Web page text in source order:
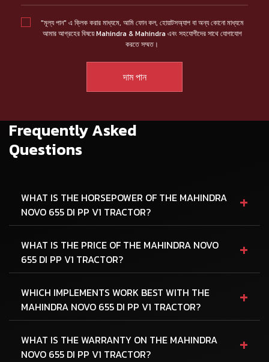
"মূল্য পান" এ ক্লিক করার মাধ্যমে, আমি ফোন কল, হোয়াটসঅ্যাপ বা অন্য কোনো মাধ্যমে
আমার আগ্রহের বিষয়ে Mahindra & Mahindra এবং সহযোগীদের সাথে যোগাযোগ
করতে সম্মত।
Frequently Asked
Questions
WHAT IS THE HORSEPOWER OF THE MAHINDRA
NOVO 655 DI PP V1 TRACTOR?
+
WHAT IS THE PRICE OF THE MAHINDRA NOVO
655 DI PP V1 TRACTOR?
+
WHICH IMPLEMENTS WORK BEST WITH THE
MAHINDRA NOVO 655 DI PP V1 TRACTOR?
+
WHAT IS THE WARRANTY ON THE MAHINDRA
NOVO 655 DI PP V1 TRACTOR?
+